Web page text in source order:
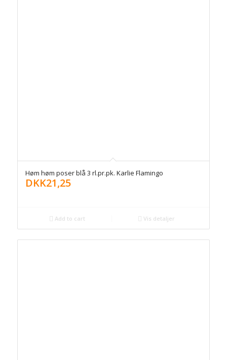
Høm høm poser blå 3 rl.pr.pk. Karlie Flamingo
DKK21,25
Add to cart Vis detaljer